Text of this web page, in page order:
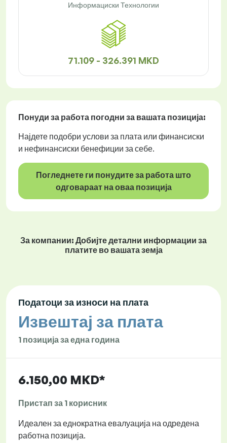
Информациски Технологии
71.109 - 326.391 MKD
Понуди за работа погодни за вашата позиција:
Најдете подобри услови за плата или финансиски
и нефинансиски бенефиции за себе.
Погледнете ги понудите за работа што
одговараат на оваа позиција
За компании: Добијте детални информации за
платите во вашата земја
Податоци за износи на плата
Извештај за плата
1 позиција за една година
6.150,00 MKD*
Пристап за 1 корисник
Идеален за еднократна евалуација на одредена
работна позиција.